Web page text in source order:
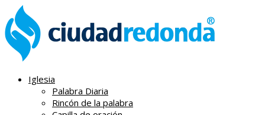
Iglesia
Palabra Diaria
Rincón de la palabra